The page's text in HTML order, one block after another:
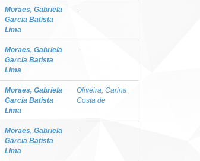
Moraes, Gabriela
Garcia Batista
Lima
-
Moraes, Gabriela
Garcia Batista
Lima
-
Moraes, Gabriela
Garcia Batista
Lima
Oliveira, Carina
Costa de
Moraes, Gabriela
Garcia Batista
Lima
-